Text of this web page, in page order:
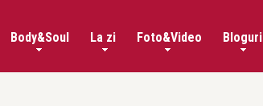
Body&Soul La zi Foto&Video Bloguri